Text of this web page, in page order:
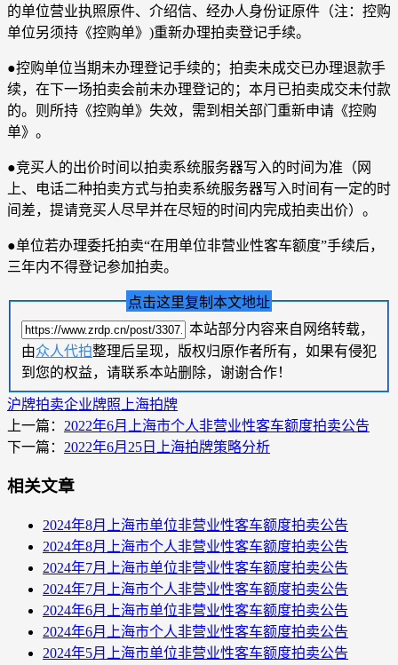
的单位营业执照原件、介绍信、经办人身份证原件（注：控购
单位另须持《控购单》)重新办理拍卖登记手续。
●控购单位当期未办理登记手续的；拍卖未成交已办理退款手
续，在下一场拍卖会前未办理登记的；本月已拍卖成交未付款
的。则所持《控购单》失效，需到相关部门重新申请《控购
单》。
●竞买人的出价时间以拍卖系统服务器写入的时间为准（网
上、电话二种拍卖方式与拍卖系统服务器写入时间有一定的时
间差，提请竞买人尽早并在尽短的时间内完成拍卖出价）。
●单位若办理委托拍卖“在用单位非营业性客车额度”手续后，
三年内不得登记参加拍卖。
点击这里复制本文地址
本站部分内容来自网络转载，
由众人代拍整理后呈现，版权归原作者所有，如果有侵犯
到您的权益，请联系本站删除，谢谢合作！
沪牌拍卖企业牌照 上海拍牌
上一篇： 2022年6月上海市个人非营业性客车额度拍卖公告
下一篇： 2022年6月25日上海拍牌策略分析
相关文章
2024年8月上海市单位非营业性客车额度拍卖公告
2024年8月上海市个人非营业性客车额度拍卖公告
2024年7月上海市单位非营业性客车额度拍卖公告
2024年7月上海市个人非营业性客车额度拍卖公告
2024年6月上海市单位非营业性客车额度拍卖公告
2024年6月上海市个人非营业性客车额度拍卖公告
2024年5月上海市单位非营业性客车额度拍卖公告